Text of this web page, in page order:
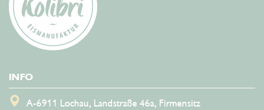
INFO
A-6911 Lochau, Landstraße 46a, Firmensitz